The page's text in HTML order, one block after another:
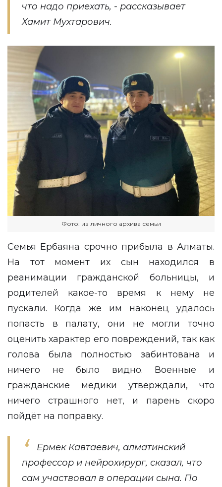
что надо приехать, - рассказывает
Хамит Мухтарович.
Фото: из личного архива семьи
Семья Ербаяна срочно прибыла в Алматы.
На тот момент их сын находился в
реанимации гражданской больницы, и
родителей какое-то время к нему не
пускали. Когда же им наконец удалось
попасть в палату, они не могли точно
оценить характер его повреждений, так как
голова была полностью забинтована и
ничего не было видно. Военные и
гражданские медики утверждали, что
ничего страшного нет, и парень скоро
пойдёт на поправку.
Ермек Кавтаевич, алматинский
профессор и нейрохирург, сказал, что
сам участвовал в операции сына. По